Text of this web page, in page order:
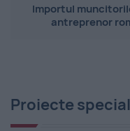
Importul
antreprenor
Proiecte